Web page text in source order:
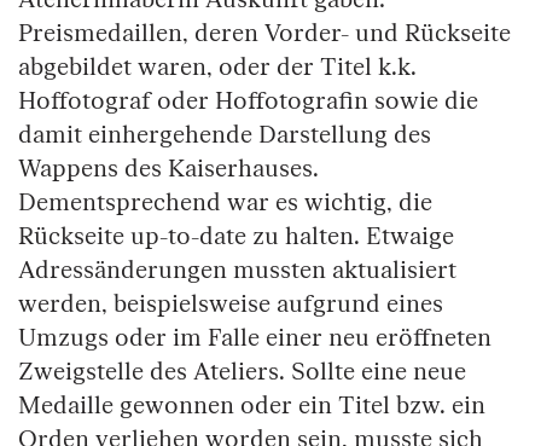
Preismedaillen, deren Vorder- und Rückseite
abgebildet waren, oder der Titel k.k.
Hoffotograf oder Hoffotografin sowie die
damit einhergehende Darstellung des
Wappens des Kaiserhauses.
Dementsprechend war es wichtig, die
Rückseite up-to-date zu halten. Etwaige
Adressänderungen mussten aktualisiert
werden, beispielsweise aufgrund eines
Umzugs oder im Falle einer neu eröffneten
Zweigstelle des Ateliers. Sollte eine neue
Medaille gewonnen oder ein Titel bzw. ein
Orden verliehen worden sein, musste sich